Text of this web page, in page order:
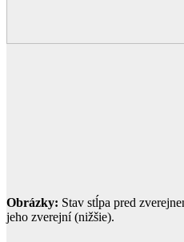
Obrázky: Stav stĺpa pred
jeho zverejní (nižšie).